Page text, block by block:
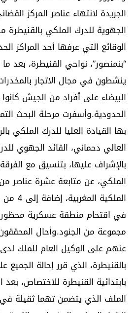
الجريدة لانتهاء عناصر المركز
الجهوية للدرك الملكي بالقنيطرة
الوقائع التي عرفها أحد المراكز
“بنمنصور”، نواحي القنيطرة، بعد
ينشطون في مجال الاتجار
البيضاء على أفراد من الجيش
الحدودية.وأسفرت مرحلة البحث
بها القيادة العليا للدرك الملكي
العالي دحماني، القائد الجهوي
بالإشراف عليها، بتنسيق مع
الملكي، عن متابعة عشرة عناصر
في اقتحام منطقة عسكرية
مجموعة من الجنود.وأحال
عنهم على الوكيل العام للملك
بالقنيطرة، الذي قرر إحالة
بابتدائية القنيطرة للاختصاص،
الملف الذي يتضمن تهما ثقيلة في